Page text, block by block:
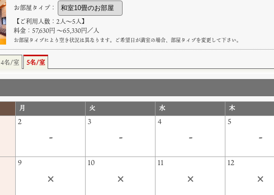
お部屋タイプ：
【ご利用人数：2人〜5人】
料金：57,630円 〜65,330円／人
お部屋タイプにより空き状況は異なります。ご希望日が満室の場合、部屋タイプを変更して下さい。
4名/室 5名/室
月 火 水 木
2
-
3
-
4
-
5
-
9
×
10
×
11
×
12
×